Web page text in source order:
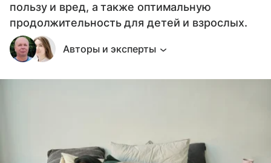
пользу и вред, а также оптимальную
продолжительность для детей и взрослых.
Авторы и эксперты